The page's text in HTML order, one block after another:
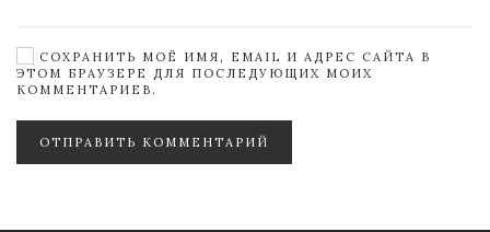
СОХРАНИТЬ МОЁ ИМЯ, EMAIL И АДРЕС САЙТА В
ЭТОМ БРАУЗЕРЕ ДЛЯ ПОСЛЕДУЮЩИХ МОИХ
КОММЕНТАРИЕВ.
ОТПРАВИТЬ КОММЕНТАРИЙ